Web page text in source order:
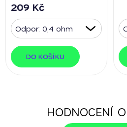
209 Kč
DO KOŠÍKU
HODNOCENÍ